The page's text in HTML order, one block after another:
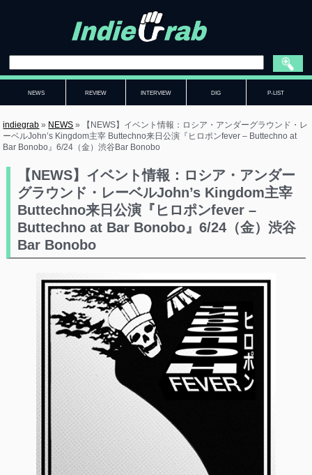
NEWS REVIEW INTERVIEW DIG P-LIST
indiegrab » NEWS »
【NEWS】イベント情報：ロシア・アンダーグラウンド・レ
ーベルJohn’s Kingdom主宰 Buttechno来日公演『ヒロポンfever – Buttechno at
Bar Bonobo』6/24（金）渋谷Bar Bonobo
【NEWS】イベント情報：ロシア・アンダー
グラウンド・レーベルJohn’s Kingdom主宰
Buttechno来日公演『ヒロポンfever –
Buttechno at Bar Bonobo』6/24（金）渋谷
Bar Bonobo